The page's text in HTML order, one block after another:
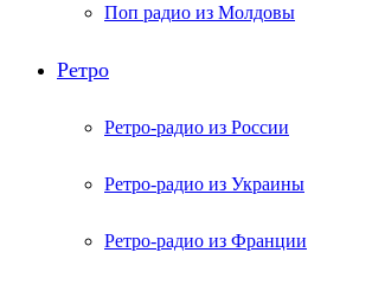
Поп радио из Молдовы
Ретро
Ретро-радио из России
Ретро-радио из Украины
Ретро-радио из Франции